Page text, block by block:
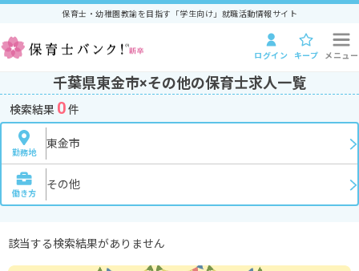
保育士・幼稚園教諭を目指す「学生向け」就職活動情報サイト
ログイン キープ メニュー
千葉県東金市×その他の保育士求人一覧
検索結果 0件
勤務地
東金市
働き方
その他
該当する検索結果がありません